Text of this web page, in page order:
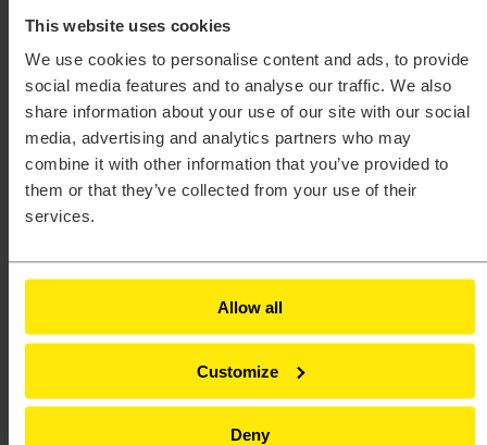
This website uses cookies
We use cookies to personalise content and ads, to provide
social media features and to analyse our traffic. We also
share information about your use of our site with our social
media, advertising and analytics partners who may
combine it with other information that you’ve provided to
them or that they’ve collected from your use of their
services.
Allow all
Customize
Deny
Radioss®
SimSolid®
Unlimited™
Branże
Agencje rządowe
Architektura, inżynieria i budownictwo (AEC)
Dobra konsumpcyjne
Elektronika
Energia
Maszyny przemysłowe
Motoryzacja
Opieka zdrowotna
Półprzewodniki
Przemysł morski
Sprzęt ciężki